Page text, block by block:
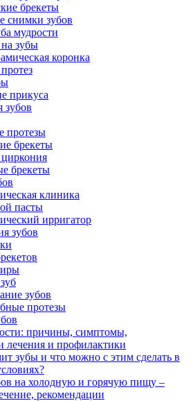
брекеты
снимки зубов
мудрости
зубы
коронка
прикуса
зубов
протезы
брекеты
брекеты
клиника
пасты
ирригатор
зубов
зубов
протезы
причины, симптомы,
лечения и профилактики
зубы и что можно с этим сделать в
на холодную и горячую пищу –
рекомендации